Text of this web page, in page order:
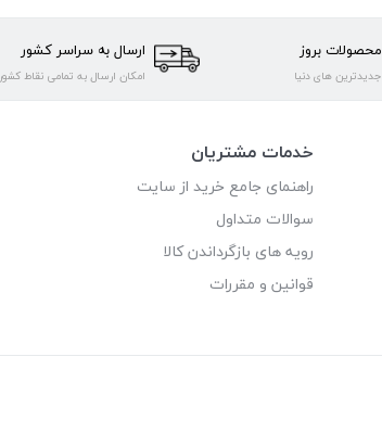
محصولات بروز
جدیدترین های دنیا
ارسال به سراسر کشور
امکان ارسال به تمامی نقاط کشور
خدمات مشتریان
راهنمای جامع خرید از سایت
سوالات متداول
رویه های بازگرداندن کالا
قوانین و مقررات